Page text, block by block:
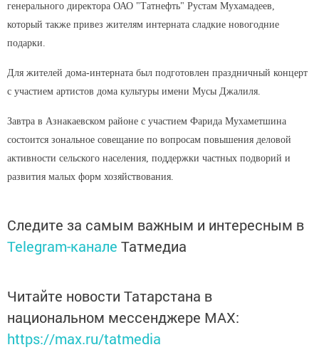
генерального директора ОАО "Татнефть" Рустам Мухамадеев,
который также привез жителям интерната сладкие новогодние
подарки.
Для жителей дома-интерната был подготовлен праздничный концерт
с участием артистов дома культуры имени Мусы Джалиля.
Завтра в Азнакаевском районе с участием Фарида Мухаметшина
состоится зональное совещание по вопросам повышения деловой
активности сельского населения, поддержки частных подворий и
развития малых форм хозяйствования.
Следите за самым важным и интересным в
Telegram-канале Татмедиа
Читайте новости Татарстана в
национальном мессенджере MАХ:
https://max.ru/tatmedia